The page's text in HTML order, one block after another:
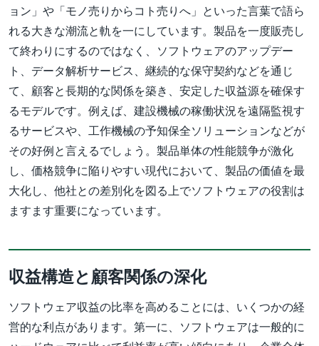
ョン」や「モノ売りからコト売りへ」といった言葉で語ら
れる大きな潮流と軌を一にしています。製品を一度販売し
て終わりにするのではなく、ソフトウェアのアップデー
ト、データ解析サービス、継続的な保守契約などを通じ
て、顧客と長期的な関係を築き、安定した収益源を確保す
るモデルです。例えば、建設機械の稼働状況を遠隔監視す
るサービスや、工作機械の予知保全ソリューションなどが
その好例と言えるでしょう。製品単体の性能競争が激化
し、価格競争に陥りやすい現代において、製品の価値を最
大化し、他社との差別化を図る上でソフトウェアの役割は
ますます重要になっています。
収益構造と顧客関係の深化
ソフトウェア収益の比率を高めることには、いくつかの経
営的な利点があります。第一に、ソフトウェアは一般的に